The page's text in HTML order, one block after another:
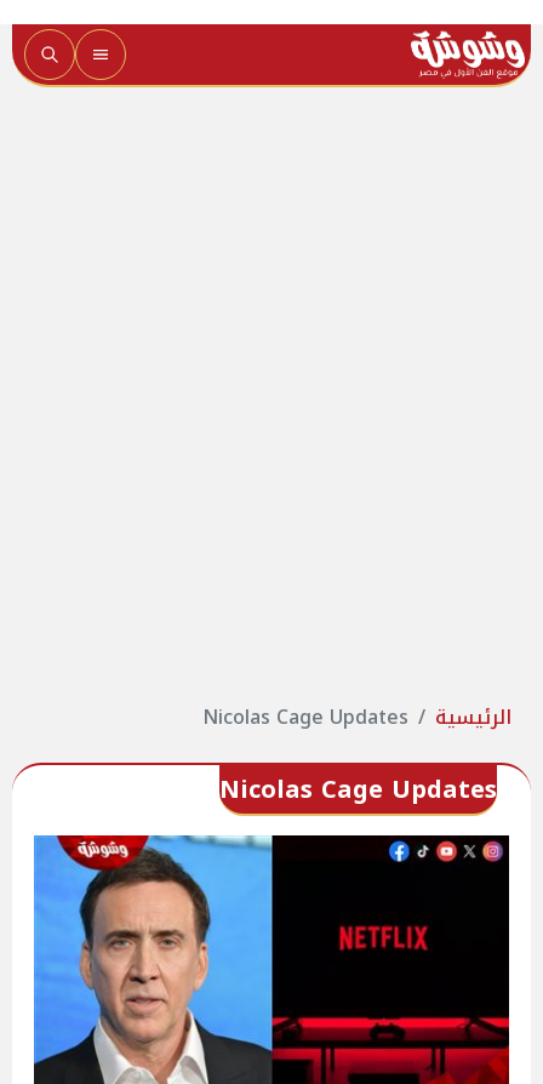
الرئيسية Nicolas Cage Updates
Nicolas Cage Updates